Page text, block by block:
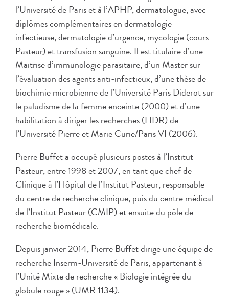
l’Université de Paris et à l’APHP, dermatologue, avec
diplômes complémentaires en dermatologie
infectieuse, dermatologie d’urgence, mycologie (cours
Pasteur) et transfusion sanguine. Il est titulaire d’une
Maitrise d’immunologie parasitaire, d’un Master sur
l’évaluation des agents anti-infectieux, d’une thèse de
biochimie microbienne de l’Université Paris Diderot sur
le paludisme de la femme enceinte (2000) et d’une
habilitation à diriger les recherches (HDR) de
l’Université Pierre et Marie Curie/Paris VI (2006).
Pierre Buffet a occupé plusieurs postes à l’Institut
Pasteur, entre 1998 et 2007, en tant que chef de
Clinique à l’Hôpital de l’Institut Pasteur, responsable
du centre de recherche clinique, puis du centre médical
de l’Institut Pasteur (CMIP) et ensuite du pôle de
recherche biomédicale.
Depuis janvier 2014, Pierre Buffet dirige une équipe de
recherche Inserm-Université de Paris, appartenant à
l’Unité Mixte de recherche « Biologie intégrée du
globule rouge » (UMR 1134).